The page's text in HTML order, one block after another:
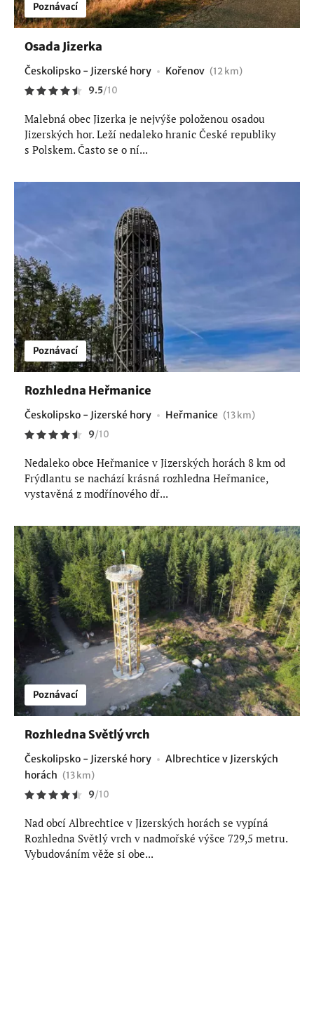
Poznávací
Osada Jizerka
Českolipsko - Jizerské hory Kořenov (12 km)
9.5/10
Malebná obec Jizerka je nejvýše položenou osadou
Jizerských hor. Leží nedaleko hranic České republiky
s Polskem. Často se o ní...
Poznávací
Rozhledna Heřmanice
Českolipsko - Jizerské hory Heřmanice (13 km)
9/10
Nedaleko obce Heřmanice v Jizerských horách 8 km od
Frýdlantu se nachází krásná rozhledna Heřmanice,
vystavěná z modřínového dř...
Poznávací
Rozhledna Světlý vrch
Českolipsko - Jizerské hory
Albrechtice v Jizerských
horách (13 km)
9/10
Nad obcí Albrechtice v Jizerských horách se vypíná
Rozhledna Světlý vrch v nadmořské výšce 729,5 metru.
Vybudováním věže si obe...